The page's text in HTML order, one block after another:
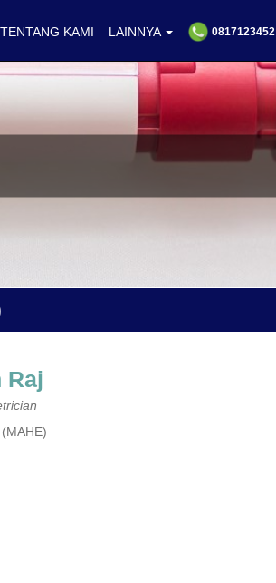
TENTANG KAMI LAINNYA 0817123452
Raj